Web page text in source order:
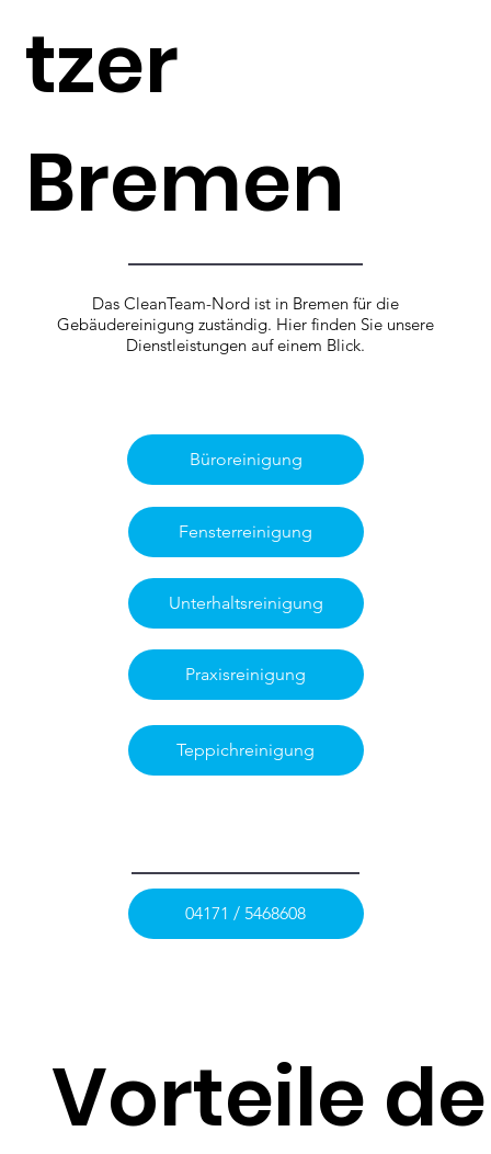
tzer
Bremen
Das CleanTeam-Nord ist in Bremen für die
Gebäudereinigung zuständig. Hier finden Sie unsere
Dienstleistungen auf einem Blick.
Büroreinigung
Fensterreinigung
Unterhaltsreinigung
Praxisreinigung
Teppichreinigung
04171 / 5468608
Vorteile